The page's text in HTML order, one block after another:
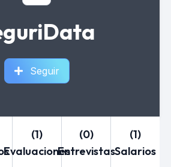
Seguir
(1)
Evaluaciones
(0)
Entrevistas
(1)
Salarios